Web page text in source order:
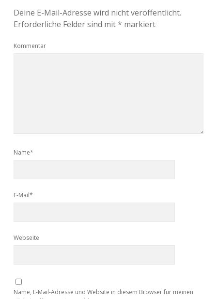
Deine E-Mail-Adresse wird nicht veröffentlicht.
Erforderliche Felder sind mit* markiert
Kommentar
Name*
E-Mail*
Webseite
Name, E-Mail-Adresse und Website in diesem Browser für meinen